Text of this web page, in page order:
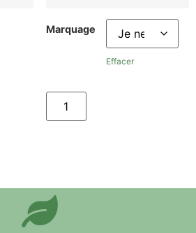
Marquage
Effacer